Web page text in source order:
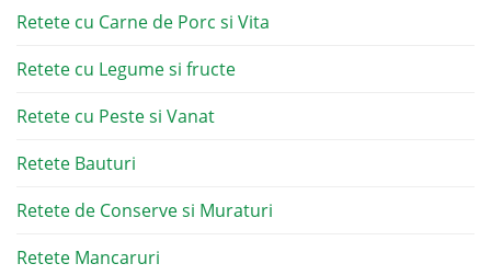
Retete cu Carne de Porc si Vita
Retete cu Legume si fructe
Retete cu Peste si Vanat
Retete Bauturi
Retete de Conserve si Muraturi
Retete Mancaruri